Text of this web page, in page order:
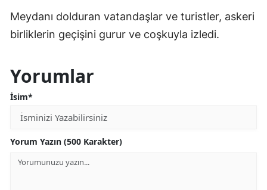
Meydanı dolduran vatandaşlar ve turistler, askeri
birliklerin geçişini gurur ve coşkuyla izledi.
Yorumlar
İsim*
Yorum Yazın (500 Karakter)